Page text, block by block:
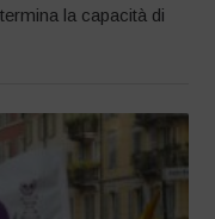
la capacità di